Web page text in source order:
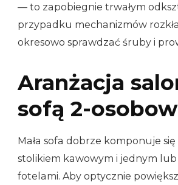
— to zapobiegnie trwałym
przypadku mechanizmów
okresowo sprawdzać śruby i
Aranżacja
sofą 2-
Mała sofa dobrze komponuje
stolikiem kawowym i jednym
fotelami. Aby optycznie